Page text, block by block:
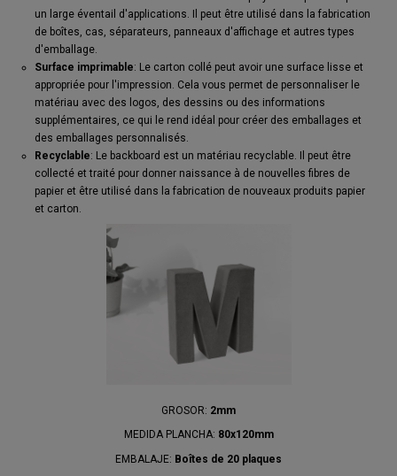
un large éventail d'applications. Il peut être utilisé dans la fabrication
de boîtes, cas, séparateurs, panneaux d'affichage et autres types
d'emballage.
Surface imprimable: Le carton collé peut avoir une surface lisse et
appropriée pour l'impression. Cela vous permet de personnaliser le
matériau avec des logos, des dessins ou des informations
supplémentaires, ce qui le rend idéal pour créer des emballages et
des emballages personnalisés.
Recyclable: Le backboard est un matériau recyclable. Il peut être
collecté et traité pour donner naissance à de nouvelles fibres de
papier et être utilisé dans la fabrication de nouveaux produits papier
et carton.
GROSOR: 2mm
MEDIDA PLANCHA: 80x120mm
EMBALAJE: Boîtes de 20 plaques